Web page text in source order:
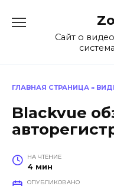
содержаниюСайт о
ГЛАВНАЯ СТРАНИЦА »
Blackvue
НА ЧТЕНИЕ
4 мин
ОПУБЛИКОВАНО